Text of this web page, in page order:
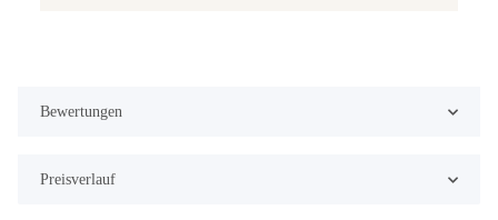
Bewertungen
Preisverlauf